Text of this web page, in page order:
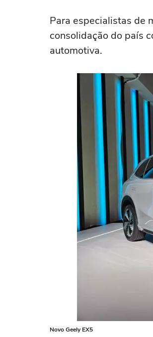
Para especialistas de
consolidação do país
automotiva.
Novo Geely EX5